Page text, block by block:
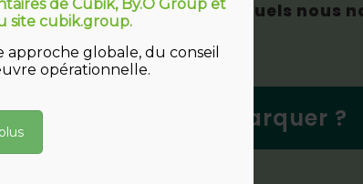
opérationnels sur lesquels nous
Prêts à embarquer ?
de Cubik, By.O Group et
site cubik.group.
globale, du conseil
opérationnelle.